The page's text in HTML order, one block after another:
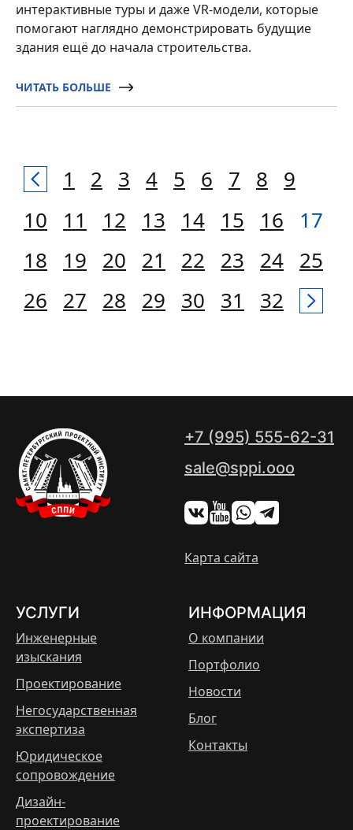
интерактивные туры и даже VR-модели, которые
помогают наглядно демонстрировать будущие
здания ещё до начала строительства.
ЧИТАТЬ БОЛЬШЕ
1 2 3 4 5 6 7 8
9
10
11 12 13 14 15 16
17
18
19 20 21 22 23 24 25
26
27 28 29 30 31 32
+7 (995) 555-62-31
sale@sppi.ooo
Карта сайта
УСЛУГИ
Инженерные
изыскания
Проектирование
Негосударственная
экспертиза
Юридическое
сопровождение
Дизайн-
проектирование
ИНФОРМАЦИЯ
О компании
Портфолио
Новости
Блог
Контакты